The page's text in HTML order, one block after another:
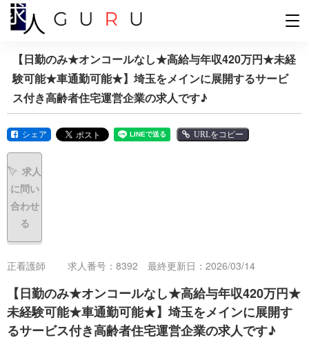
【日勤のみ★オンコールなし★高給与年収420万円★未経
験可能★車通勤可能★】埼玉をメインに展開するサービ
ス付き高齢者住宅運営企業の求人です♪
シェア URLをコピー
求人
に問い
合わせ
る
正看護師 求人番号：8392 最終更新日：2026/03/14
【日勤のみ★オンコールなし★高給与年収420万円★
未経験可能★車通勤可能★】埼玉をメインに展開す
るサービス付き高齢者住宅運営企業の求人です♪